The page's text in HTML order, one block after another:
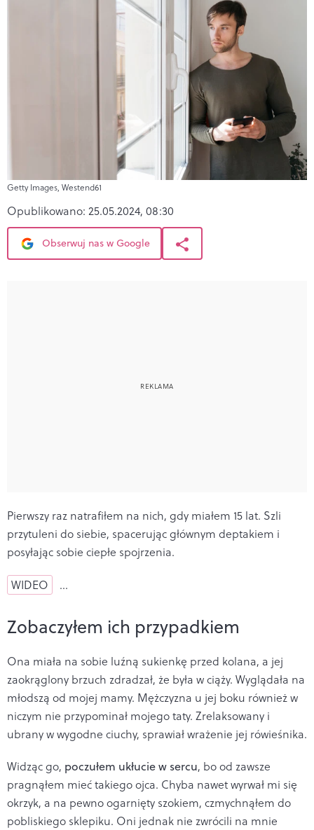
Getty Images, Westend61
Opublikowano: 25.05.2024, 08:30
Obserwuj nas w Google
Pierwszy raz natrafiłem na nich, gdy miałem 15 lat. Szli
przytuleni do siebie, spacerując głównym deptakiem i
posyłając sobie ciepłe spojrzenia.
WIDEO …
Zobaczyłem ich przypadkiem
Ona miała na sobie luźną sukienkę przed kolana, a jej
zaokrąglony brzuch zdradzał, że była w ciąży. Wyglądała na
młodszą od mojej mamy. Mężczyzna u jej boku również w
niczym nie przypominał mojego taty. Zrelaksowany i
ubrany w wygodne ciuchy, sprawiał wrażenie jej rówieśnika.
Widząc go, poczułem ukłucie w sercu, bo od zawsze
pragnąłem mieć takiego ojca. Chyba nawet wyrwał mi się
okrzyk, a na pewno ogarnięty szokiem, czmychnąłem do
pobliskiego sklepiku. Oni jednak nie zwrócili na mnie